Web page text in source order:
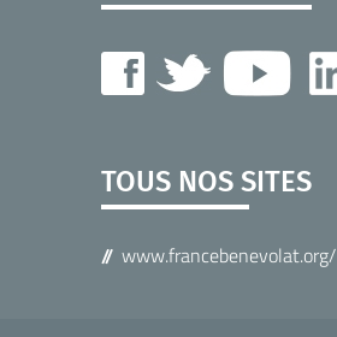
TOUS NOS SITES
www.francebenevolat.org/